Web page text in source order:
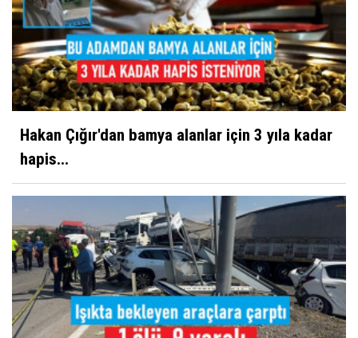
Hakan Çığır'dan bamya alanlar için 3 yıla kadar
hapis...